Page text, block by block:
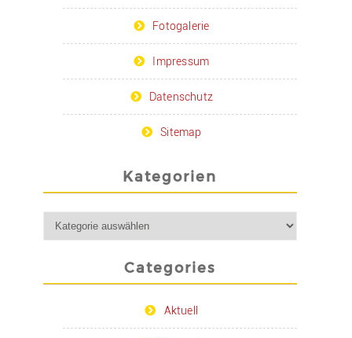
Fotogalerie
Impressum
Datenschutz
Sitemap
Kategorien
Categories
Aktuell